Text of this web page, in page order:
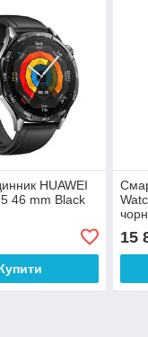
HUAWEI
46 mm Black
15